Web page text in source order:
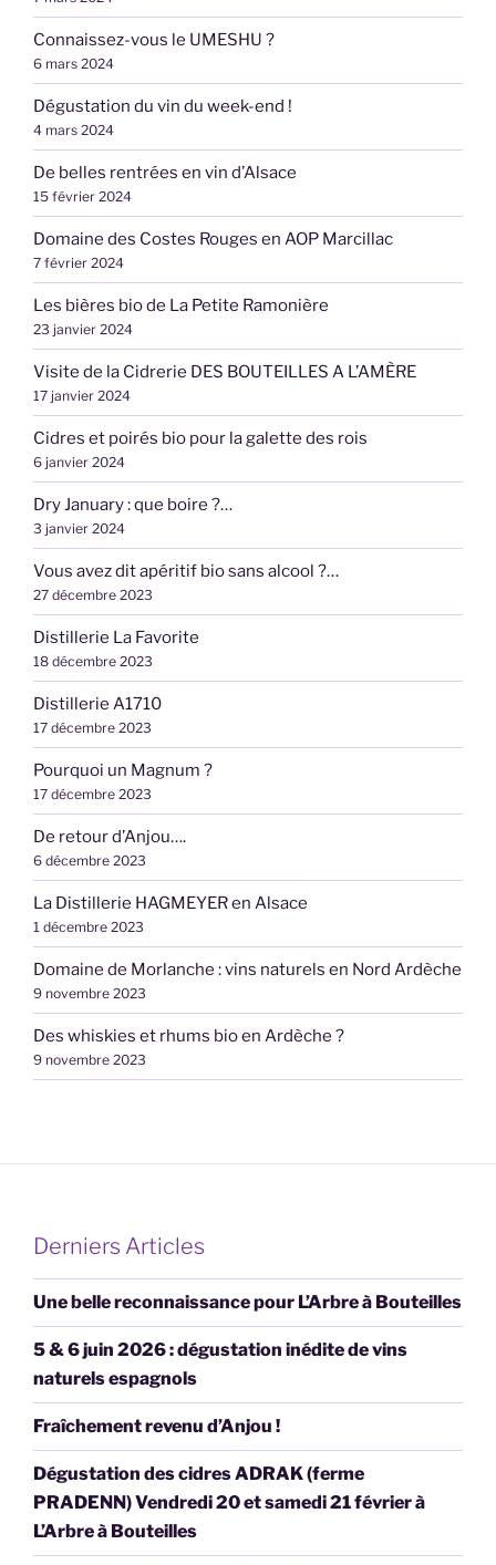
Connaissez-vous le UMESHU ?
6 mars 2024
Dégustation du vin du week-end !
4 mars 2024
De belles rentrées en vin d’Alsace
15 février 2024
Domaine des Costes Rouges en AOP Marcillac
7 février 2024
Les bières bio de La Petite Ramonière
23 janvier 2024
Visite de la Cidrerie DES BOUTEILLES A L’AMÈRE
17 janvier 2024
Cidres et poirés bio pour la galette des rois
6 janvier 2024
Dry January : que boire ?…
3 janvier 2024
Vous avez dit apéritif bio sans alcool ?…
27 décembre 2023
Distillerie La Favorite
18 décembre 2023
Distillerie A1710
17 décembre 2023
Pourquoi un Magnum ?
17 décembre 2023
De retour d’Anjou….
6 décembre 2023
La Distillerie HAGMEYER en Alsace
1 décembre 2023
Domaine de Morlanche : vins naturels en Nord Ardèche
9 novembre 2023
Des whiskies et rhums bio en Ardèche ?
9 novembre 2023
Derniers Articles
Une belle reconnaissance pour L’Arbre à Bouteilles
5 & 6 juin 2026 : dégustation inédite de vins
naturels espagnols
Fraîchement revenu d’Anjou !
Dégustation des cidres ADRAK (ferme
PRADENN) Vendredi 20 et samedi 21 février à
L’Arbre à Bouteilles